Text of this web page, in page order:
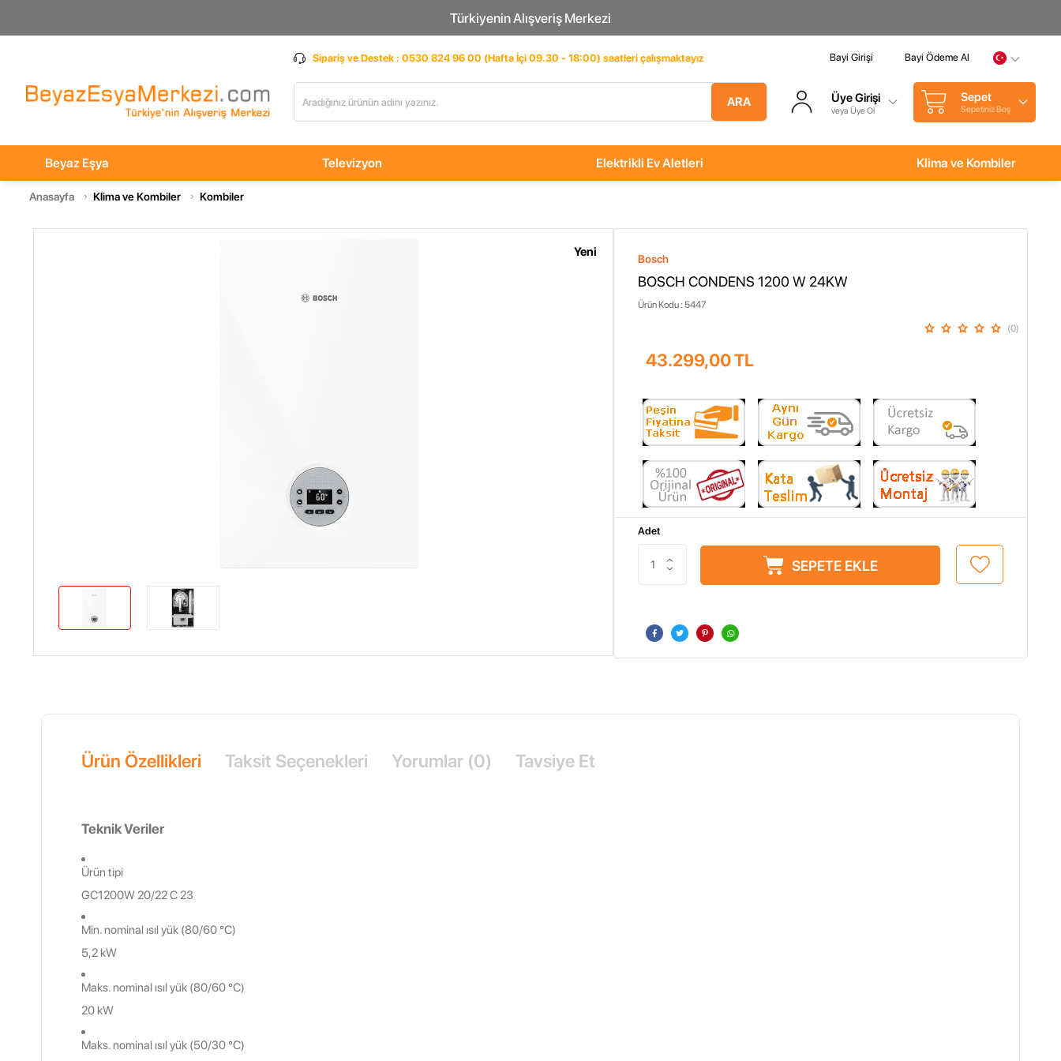
Türkiyenin Alışveriş Merkezi
Sipariş ve Destek : 0530 824 96 00 (Hafta İçi 09.30 - 18:00) saatleri çalışmaktayız Bayi Ödeme Al
Bayi Girişi
ARA Üye Girişi
veya Üye Ol
Sepet
Sepetiniz Boş
Beyaz Eşya Televizyon Elektrikli Ev Aletleri Klima ve Kombiler
Anasayfa Klima ve Kombiler Kombiler
Yeni Bosch
BOSCH CONDENS 1200 W 24KW
(0)
Ürün Kodu : 5447
43.299,00TL
Adet
SEPETE EKLE
Ürün Özellikleri Taksit Seçenekleri Yorumlar (0) Tavsiye Et
Teknik Veriler
Ürün tipi
GC1200W 20/22 C 23
Min. nominal ısıl yük (80/60 °C)
5,2 kW
Maks. nominal ısıl yük (80/60 °C)
20 kW
Maks. nominal ısıl yük (50/30 °C)